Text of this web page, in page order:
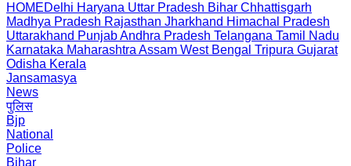
HOMEDelhi Haryana Uttar Pradesh Bihar Chhattisgarh
Madhya Pradesh Rajasthan Jharkhand Himachal Pradesh
Uttarakhand PunjabAndhra Pradesh Telangana Tamil Nadu
Karnataka Maharashtra Assam West Bengal Tripura Gujarat
Odisha Kerala
Jansamasya
News
पुलिस
Bjp
National
Police
Bihar